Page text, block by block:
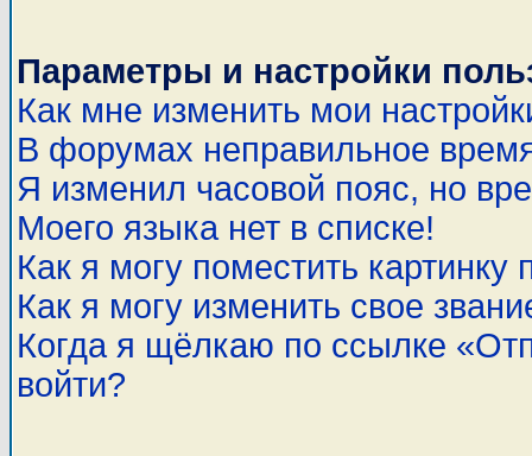
Параметры и настройки
Как мне изменить мои
В форумах неправильное
Я изменил часовой пояс, но
Моего языка нет в списке!
Как я могу поместить
Как я могу изменить свое
Когда я щёлкаю по ссылке
войти?